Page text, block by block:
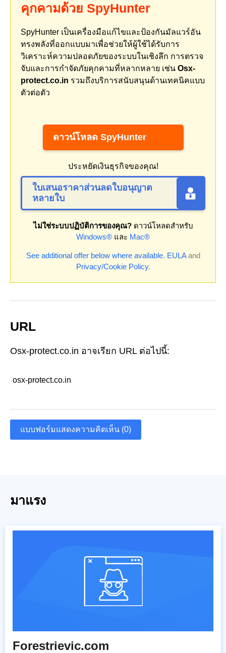
คุกคามด้วย SpyHunter
SpyHunter เป็นเครื่องมือแก้ไขและป้องกันมัลแวร์อัน
ทรงพลังที่ออกแบบมาเพื่อช่วยให้ผู้ใช้ได้รับการ
วิเคราะห์ความปลอดภัยของระบบในเชิงลึก การตรวจ
จับและการกำจัดภัยคุกคามที่หลากหลาย เช่น Osx-
protect.co.in รวมถึงบริการสนับสนุนด้านเทคนิคแบบ
ตัวต่อตัว
ดาวน์โหลด SpyHunter
ประหยัดเงินธุรกิจของคุณ!
ใบเสนอราคาส่วนลดใบอนุญาต
หลายใบ
ไม่ใช่ระบบปฏิบัติการของคุณ?ดาวน์โหลดสำหรับ
Windows® และ Mac®
See additional offer below where available. EULAand
Privacy/Cookie Policy.
URL
Osx-protect.co.in อาจเรียก URL ต่อไปนี้:
osx-protect.co.in
แบบฟอร์มแสดงความคิดเห็น (0)
มาแรง
Forestrievic.com